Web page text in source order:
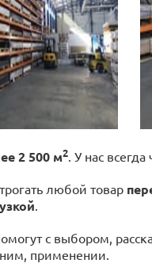
2 500 м2. У нас всегда
любой товар
.
с выбором,
ним, применении.